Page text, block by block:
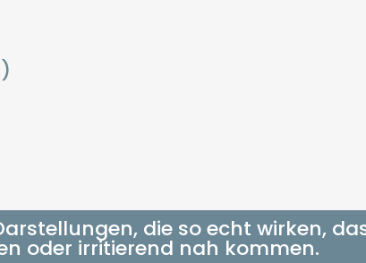
die so echt wirken,
oder irritierend nah kommen.